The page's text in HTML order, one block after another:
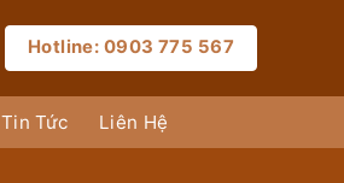
Hotline: 0903 775 567
Tin Tức Liên Hệ